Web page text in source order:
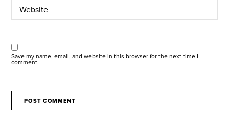
Save my name, email, and website in this browser for the next time I
comment.